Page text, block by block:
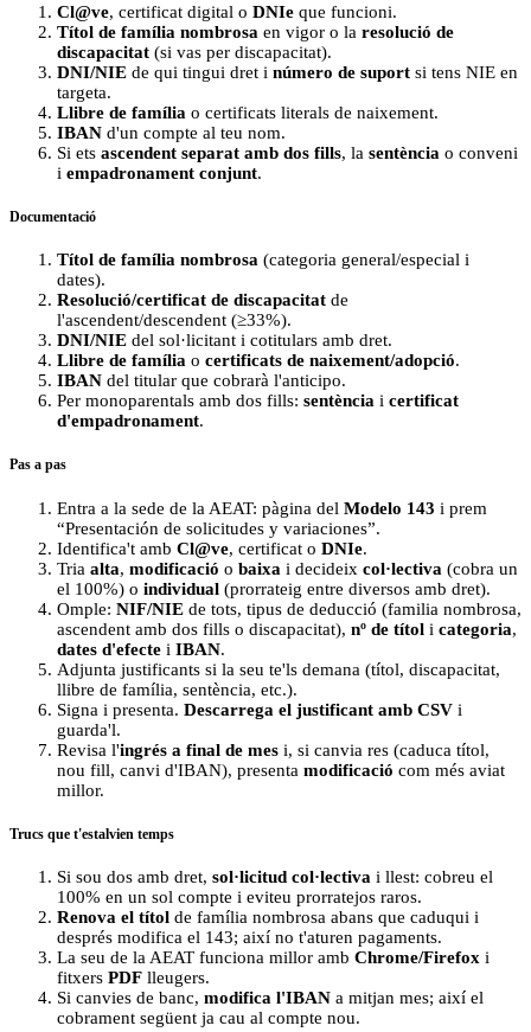
Cl@ve, certificat digital o DNIe que funcioni.
Títol de família nombrosa en vigor o la resolució de
discapacitat (si vas per discapacitat).
DNI/NIE de qui tingui dret i número de suport si tens NIE en
targeta.
Llibre de família o certificats literals de naixement.
IBAN d'un compte al teu nom.
Si ets ascendent separat amb dos fills, la sentència o conveni
i empadronament conjunt.
Documentació
Títol de família nombrosa (categoria general/especial i
dates).
Resolució/certificat de discapacitat de
l'ascendent/descendent (≥33%).
DNI/NIE del sol·licitant i cotitulars amb dret.
Llibre de família o certificats de naixement/adopció.
IBAN del titular que cobrarà l'anticipo.
Per monoparentals amb dos fills: sentència i certificat
d'empadronament.
Pas a pas
Entra a la sede de la AEAT: pàgina del Modelo 143 i prem
“Presentación de solicitudes y variaciones”.
Identifica't amb Cl@ve, certificat o DNIe.
Tria alta, modificació o baixa i decideix col·lectiva (cobra un
el 100%) o individual (prorrateig entre diversos amb dret).
Omple: NIF/NIE de tots, tipus de deducció (familia nombrosa,
ascendent amb dos fills o discapacitat), nº de títol i categoria,
dates d'efecte i IBAN.
Adjunta justificants si la seu te'ls demana (títol, discapacitat,
llibre de família, sentència, etc.).
Signa i presenta. Descarrega el justificant amb CSV i
guarda'l.
Revisa l'ingrés a final de mes i, si canvia res (caduca títol,
nou fill, canvi d'IBAN), presenta modificació com més aviat
millor.
Trucs que t'estalvien temps
Si sou dos amb dret, sol·licitud col·lectiva i llest: cobreu el
100% en un sol compte i eviteu prorratejos raros.
Renova el títol de família nombrosa abans que caduqui i
després modifica el 143; així no t'aturen pagaments.
La seu de la AEAT funciona millor amb Chrome/Firefox i
fitxers PDF lleugers.
Si canvies de banc, modifica l'IBAN a mitjan mes; així el
cobrament següent ja cau al compte nou.